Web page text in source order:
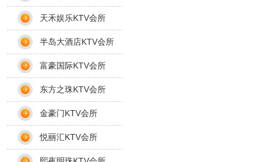
天禾娱乐KTV会所
半岛大酒店KTV会所
富豪国际KTV会所
东方之珠KTV会所
金豪门KTV会所
悦丽汇KTV会所